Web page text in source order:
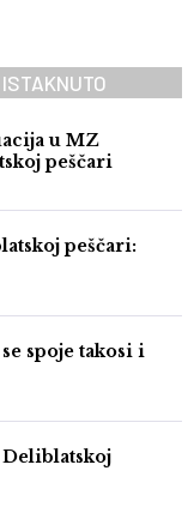
ISTAKNUTO
u MZ
peščari
peščari:
spoje takosi i